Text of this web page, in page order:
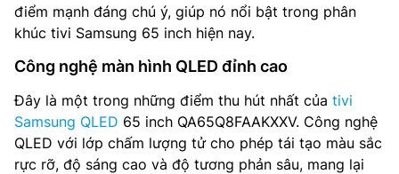
điểm mạnh đáng chú ý, giúp nó nổi bật trong phân
khúc tivi Samsung 65 inch hiện nay.
Công nghệ màn hình QLED đỉnh cao
Đây là một trong những điểm thu hút nhất của tivi
Samsung QLED 65 inch QA65Q8FAAKXXV. Công nghệ
QLED với lớp chấm lượng tử cho phép tái tạo màu sắc
rực rỡ, độ sáng cao và độ tương phản sâu, mang lại